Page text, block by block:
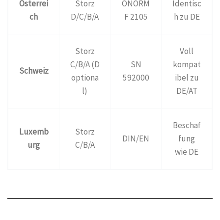
Österrei
ch
Storz
D/C/B/A
ÖNORM
F 2105
Identisc
h zu DE
Schweiz
Storz
C/B/A (D
optiona
l)
SN
592000
Voll
kompat
ibel zu
DE/AT
Luxemb
urg
Storz
C/B/A
DIN/EN
Beschaf
fung
wie DE